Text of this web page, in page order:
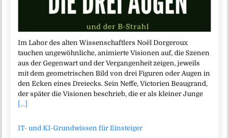
Im Labor des alten Wissenschaftlers Noël Dorgeroux
tauchen ungewöhnliche, animierte Visionen auf, die Szenen
aus der Gegenwart und der Vergangenheit zeigen, jeweils
mit dem geometrischen Bild von drei Figuren oder Augen in
den Ecken eines Dreiecks. Sein Neffe, Victorien Beaugrand,
der später die Visionen beschrieb, die er als kleiner Junge
[...]
IT- und KI-Grundwissen für Einsteiger